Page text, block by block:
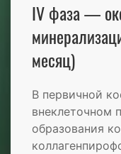
IV фаза —
месяц)
В первичной
внеклеточном
образования